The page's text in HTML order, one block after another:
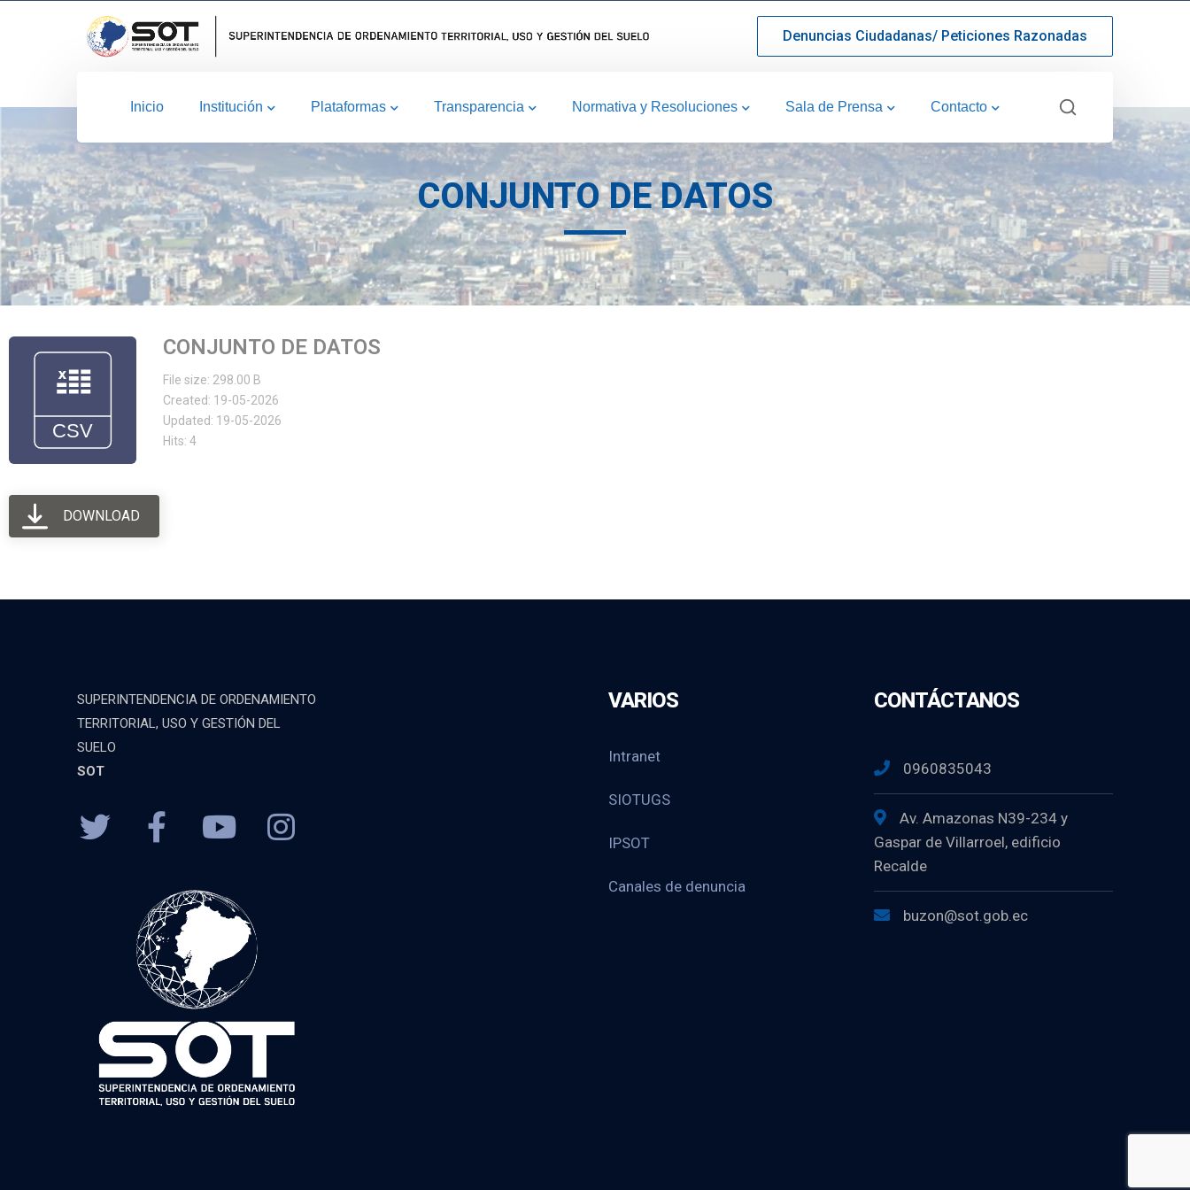
Denuncias Ciudadanas/ Peticiones Razonadas
Inicio Institución Plataformas Transparencia Normativa y Resoluciones Sala de Prensa Contacto
CONJUNTO DE DATOS
CONJUNTO DE DATOS
File size: 298.00 B
Created: 19-05-2026
Updated: 19-05-2026
Hits: 4
DOWNLOAD
SUPERINTENDENCIA DE ORDENAMIENTO
TERRITORIAL, USO Y GESTIÓN DEL
SUELO
SOT
VARIOS
Intranet
SIOTUGS
IPSOT
Canales de denuncia
CONTÁCTANOS
0960835043
Av. Amazonas N39-234 y
Gaspar de Villarroel, edificio
Recalde
buzon@sot.gob.ec